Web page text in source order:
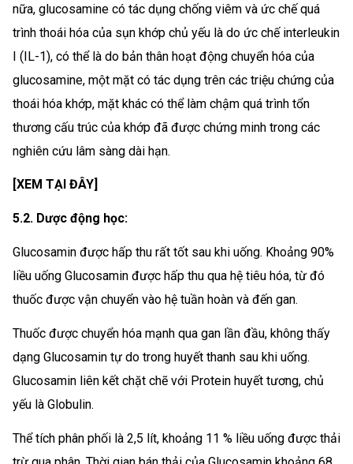
nữa, glucosamine có tác dụng chống viêm và ức chế quá
trình thoái hóa của sụn khớp chủ yếu là do ức chế interleukin
I (IL-1), có thể là do bản thân hoạt động chuyển hóa của
glucosamine, một mặt có tác dụng trên các triệu chứng của
thoái hóa khớp, mặt khác có thể làm chậm quá trình tổn
thương cấu trúc của khớp đã được chứng minh trong các
nghiên cứu lâm sàng dài hạn.
[XEM TẠI ĐÂY]
5.2. Dược động học:
Glucosamin được hấp thu rất tốt sau khi uống. Khoảng 90%
liều uống Glucosamin được hấp thu qua hệ tiêu hóa, từ đó
thuốc được vận chuyển vào hệ tuần hoàn và đến gan.
Thuốc được chuyển hóa mạnh qua gan lần đầu, không thấy
dạng Glucosamin tự do trong huyết thanh sau khi uống.
Glucosamin liên kết chặt chẽ với Protein huyết tương, chủ
yếu là Globulin.
Thể tích phân phối là 2,5 lít, khoảng 11 % liều uống được thải